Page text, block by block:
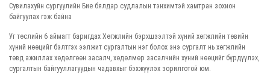
Сувилахуйн сургуулийн Бие бялдар судлалын тэнхимтэй хамтран зохион
байгуулах гэж байна
Уг төслийн 6 аймагт баригдах Хөгжлийн бэрхшээлтэй хүний хөгжлийн төвийн
хүний нөөцийг бэлтгэх ээлжит сургалтын нэг болох энэ сургалт нь хөгжлийн
төвд ажиллах хөдөлгөөн засалч, хөдөлмөр засалчийн хүний нөөцийг бүрдүүлэх,
сургалтын байгууллагуудын чадавхыг бэхжүүлэх зорилготой юм.